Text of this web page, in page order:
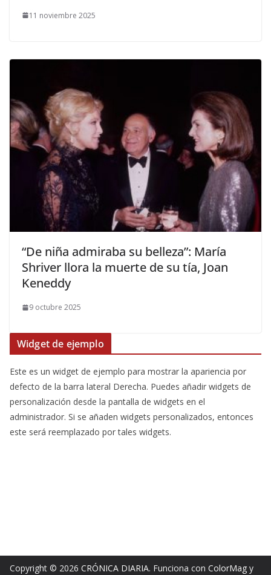
11 noviembre 2025
​“De niña admiraba su belleza”: María
Shriver llora la muerte de su tía, Joan
Keneddy
9 octubre 2025
Widget de ejemplo
Este es un widget de ejemplo para mostrar la apariencia por
defecto de la barra lateral Derecha. Puedes añadir widgets de
personalización desde la pantalla de widgets en el
administrador. Si se añaden widgets personalizados, entonces
este será reemplazado por tales widgets.
Copyright © 2026 CRÓNICA DIARIA. Funciona con ColorMag y